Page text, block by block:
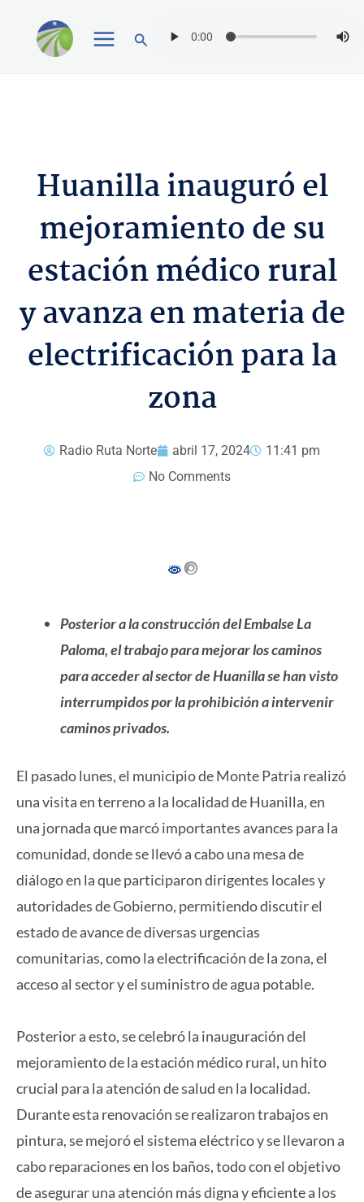
Buscar
Huanilla inauguró el
mejoramiento de su
estación médico rural
y avanza en materia de
electrificación para la
zona
Radio Ruta Norte abril 17, 2024
11:41 pm
No Comments
Posterior a la construcción del Embalse La
Paloma, el trabajo para mejorar los caminos
para acceder al sector de Huanilla se han visto
interrumpidos por la prohibición a intervenir
caminos privados.
El pasado lunes, el municipio de Monte Patria realizó
una visita en terreno a la localidad de Huanilla, en
una jornada que marcó importantes avances para la
comunidad, donde se llevó a cabo una mesa de
diálogo en la que participaron dirigentes locales y
autoridades de Gobierno, permitiendo discutir el
estado de avance de diversas urgencias
comunitarias, como la electrificación de la zona, el
acceso al sector y el suministro de agua potable.
Posterior a esto, se celebró la inauguración del
mejoramiento de la estación médico rural, un hito
crucial para la atención de salud en la localidad.
Durante esta renovación se realizaron trabajos en
pintura, se mejoró el sistema eléctrico y se llevaron a
cabo reparaciones en los baños, todo con el objetivo
de asegurar una atención más digna y eficiente a los